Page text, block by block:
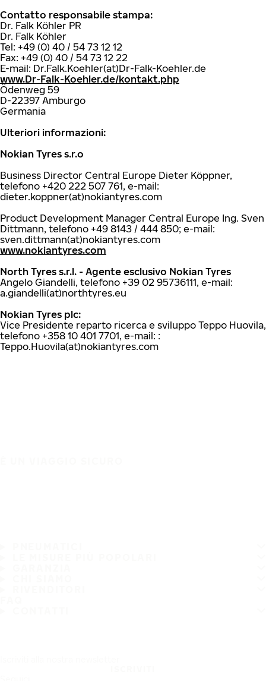
Contatto responsabile stampa:
Dr. Falk Köhler PR
Dr. Falk Köhler
Tel: +49 (0) 40 / 54 73 12 12
Fax: +49 (0) 40 / 54 73 12 22
E-mail: Dr.Falk.Koehler(at)Dr-Falk-Koehler.de
www.Dr-Falk-Koehler.de/kontakt.php
Ödenweg 59
D-22397 Amburgo
Germania
Ulteriori informazioni:
Nokian Tyres s.r.o
Business Director Central Europe Dieter Köppner,
telefono +420 222 507 761, e-mail:
dieter.koppner(at)nokiantyres.com
Product Development Manager Central Europe Ing. Sven
Dittmann, telefono +49 8143 / 444 850; e-mail:
sven.dittmann(at)nokiantyres.com
www.nokiantyres.com
North Tyres s.r.l. - Agente esclusivo Nokian Tyres
Angelo Giandelli, telefono +39 02 95736111, e-mail:
a.giandelli(at)northtyres.eu
Nokian Tyres plc:
Vice Presidente reparto ricerca e sviluppo Teppo Huovila,
telefono +358 10 401 7701, e-mail: :
Teppo.Huovila(at)nokiantyres.com